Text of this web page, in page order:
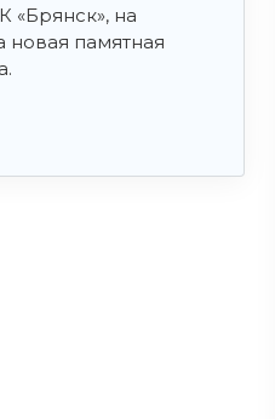
«Брянск», на
новая памятная